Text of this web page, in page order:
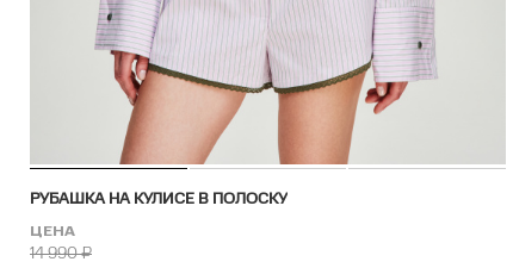
РУБАШКА НА КУЛИСЕ В ПОЛОСКУ
ЦЕНА
14 990₽